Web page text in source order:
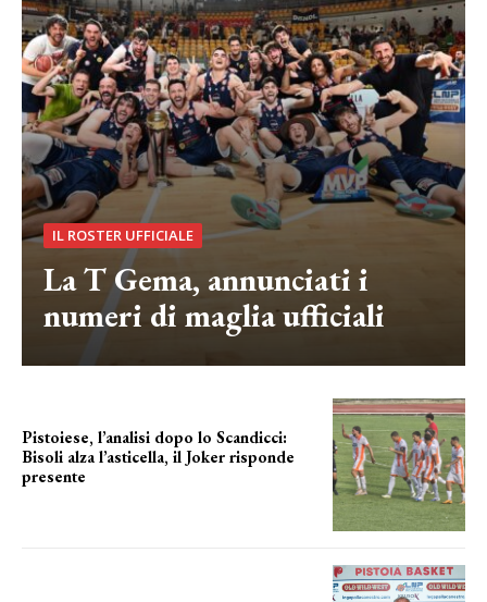
IL ROSTER UFFICIALE
La T Gema, annunciati i
numeri di maglia ufficiali
Pistoiese, l’analisi dopo lo Scandicci:
Bisoli alza l’asticella, il Joker risponde
presente